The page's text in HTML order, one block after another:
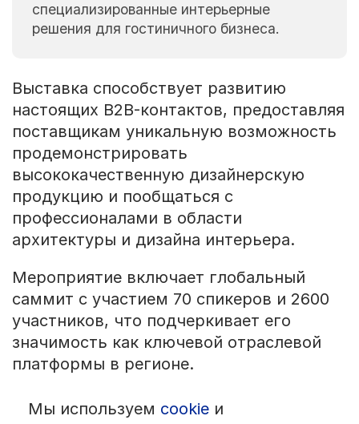
специализированные интерьерные
решения для гостиничного бизнеса.
Выставка способствует развитию
настоящих B2B-контактов, предоставляя
поставщикам уникальную возможность
продемонстрировать
высококачественную дизайнерскую
продукцию и пообщаться с
профессионалами в области
архитектуры и дизайна интерьера.
Мероприятие включает глобальный
саммит с участием 70 спикеров и 2600
участников, что подчеркивает его
значимость как ключевой отраслевой
платформы в регионе.
© 1992 — 2026 ООО «НЕГУС ЭКСПО Интернэшнл»
Мы используем cookieи